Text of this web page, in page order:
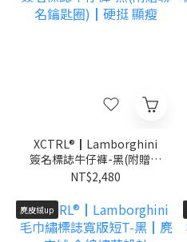
XCTRL®┃Lamborghini
簽名標誌牛仔褲-黑(附贈聯
名鑰匙圈)┃硬挺 顯瘦
NT$2,480
麂皮絨up